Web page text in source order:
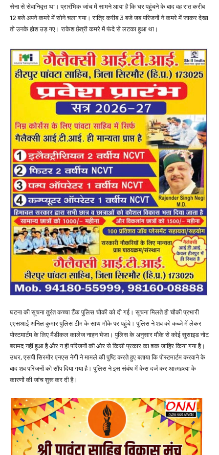
सेना से सेवानिवृत्त था। प्रारंभिक जांच में सामने आया है कि घर पहुंचने के बाद वह रात करीब
12 बजे अपने कमरे में सोने चला गया। रात्रि करीब 3 बजे जब परिजनों ने कमरे में जाकर देखा
तो उनके होश उड़ गए। राकेश छेत्री कमरे में फंदे से लटका हुआ था।
घटना की सूचना तुरंत कच्चा टैंक पुलिस चौकी को दी गई। सूचना मिलते ही चौकी प्रभारी
एएसआई अनिल कुमार पुलिस टीम के साथ मौके पर पहुंचे। पुलिस ने शव को कब्जे में लेकर
पोस्टमार्टम के लिए मैडीकल कालेज नाहन भेजा। पुलिस के अनुसार मौके से कोई सुसाइड नोट
बरामद नहीं हुआ है और न ही परिजनों की ओर से किसी प्रकार का शक जाहिर किया गया है।
उधर, एसपी सिरमौर एनएस नेगी ने मामले की पुष्टि करते हुए बताया कि पोस्टमार्टम करवाने के
बाद शव परिजनों को सौंप दिया गया है। पुलिस ने इस संबंध में केस दर्ज कर आत्महत्या के
कारणों की जांच शुरू कर दी है।